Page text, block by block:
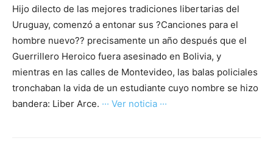
Hijo dilecto de las mejores tradiciones libertarias del
Uruguay, comenzó a entonar sus ?Canciones para el
hombre nuevo?? precisamente un año después que el
Guerrillero Heroico fuera asesinado en Bolivia, y
mientras en las calles de Montevideo, las balas policiales
tronchaban la vida de un estudiante cuyo nombre se hizo
bandera: Liber Arce. ··· Ver noticia ···